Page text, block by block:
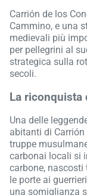
Carrión de los
Cammino, e una
medievali più
per pellegrini al
strategica sulla
secoli.
La riconquista
Una delle
abitanti di
truppe
carbonai locali si
carbone, nascosti
le porte ai
una somiglianza